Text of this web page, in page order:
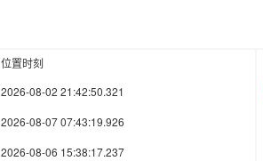
位置时刻
2026-08-02 21:42:50.321
2026-08-07 07:43:19.926
2026-08-06 15:38:17.237